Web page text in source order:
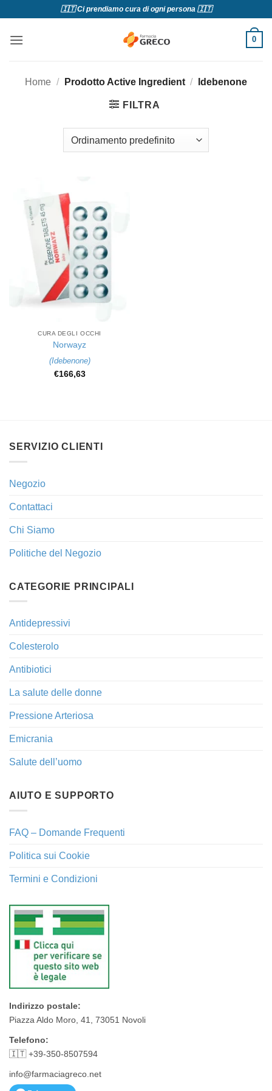
contenuti
🇮🇹 Ci prendiamo cura di ogni persona 🇮🇹
0
Home / Prodotto Active Ingredient / Idebenone
FILTRA
CURA DEGLI OCCHI
Norwayz
(Idebenone)
€166,63
SERVIZIO CLIENTI
Negozio
Contattaci
Chi Siamo
Politiche del Negozio
CATEGORIE PRINCIPALI
Antidepressivi
Colesterolo
Antibiotici
La salute delle donne
Pressione Arteriosa
Emicrania
Salute dell’uomo
AIUTO E SUPPORTO
FAQ – Domande Frequenti
Politica sui Cookie
Termini e Condizioni
Indirizzo postale:
Piazza Aldo Moro, 41, 73051 Novoli
Telefono:
🇮🇹 +39-350-8507594
info@farmaciagreco.net